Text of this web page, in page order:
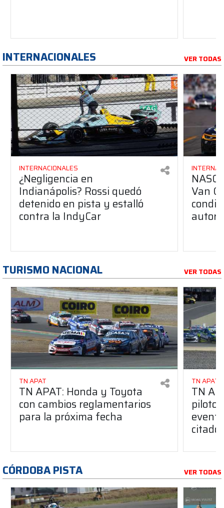
INTERNACIONALES VER TODAS
INTERNACIONALES
¿Negligencia en
Indianápolis? Rossi quedó
detenido en pista y estalló
contra la IndyCar
Van
TURISMO NACIONAL VER TODAS
TN APAT
TN APAT: Honda y Toyota
con cambios reglamentarios
para la próxima fecha
TN APAT
TN
piloto
citado
CÓRDOBA PISTA VER TODAS